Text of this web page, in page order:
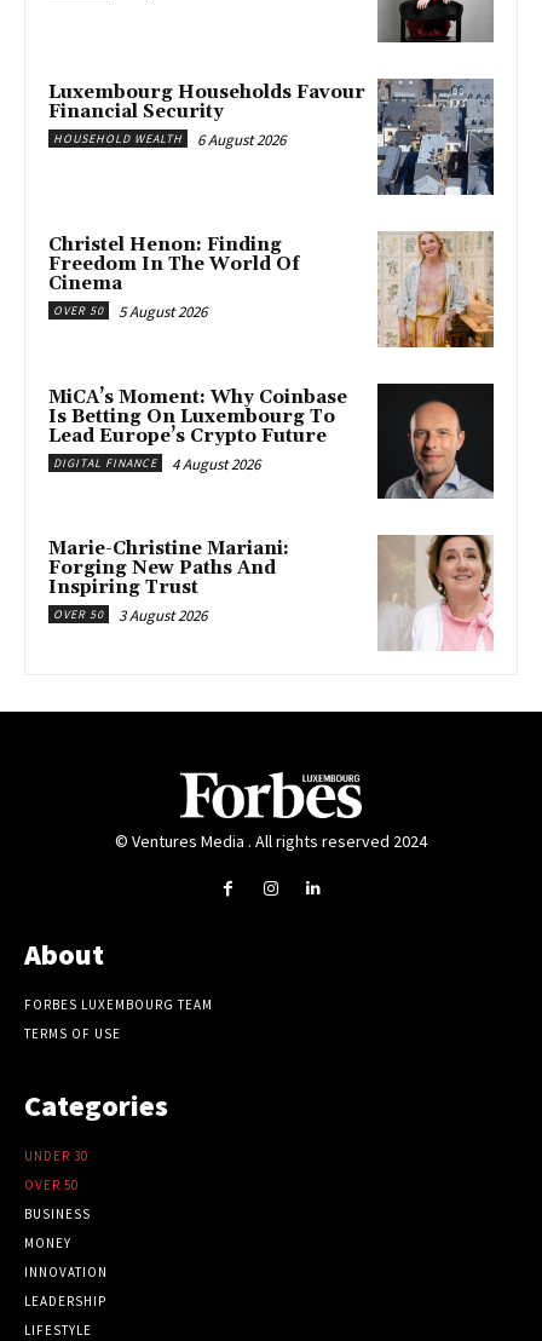
Luxembourg Households Favour
Financial Security
HOUSEHOLD WEALTH 6 August 2026
Christel Henon: Finding
Freedom In The World Of
Cinema
OVER 50 5 August 2026
MiCA’s Moment: Why Coinbase
Is Betting On Luxembourg To
Lead Europe’s Crypto Future
DIGITAL FINANCE 4 August 2026
Marie-Christine Mariani:
Forging New Paths And
Inspiring Trust
OVER 50 3 August 2026
© Ventures Media . All rights reserved 2024
About
FORBES LUXEMBOURG TEAM
TERMS OF USE
Categories
UNDER 30
OVER 50
BUSINESS
MONEY
INNOVATION
LEADERSHIP
LIFESTYLE